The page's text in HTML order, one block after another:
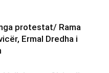
protestat/ Rama
Ermal Dredha i